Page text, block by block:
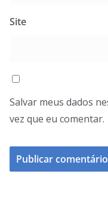
Site
Salvar meus dados
vez que eu comentar.